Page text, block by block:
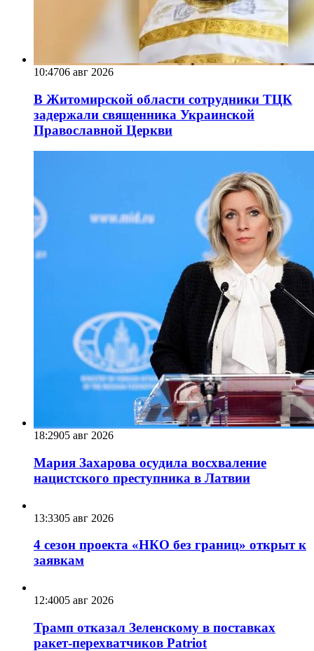
10:4706 авг 2026
В Житомирской области сотрудники ТЦК
задержали священника Украинской
Православной Церкви
18:2905 авг 2026
Мария Захарова осудила восхваление
нацистского преступника в Латвии
13:3305 авг 2026
4 сезон проекта «НКО без границ» открыт к
заявкам
12:4005 авг 2026
Трамп отказал Зеленскому в поставках
ракет-перехватчиков Patriot